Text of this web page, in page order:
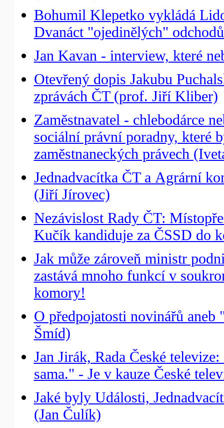
Bohumil Klepetko vykládá
Dvanáct "ojedinělých"
Jan Kavan - interview, které
Otevřený dopis Jakubu
zprávách ČT (prof. Jiří Kliber)
Zaměstnavatel - chlebodárce
sociální právní poradny, které
zaměstnaneckých právech
Jednadvacítka ČT a Agrární
(Jiří Jírovec)
Nezávislost Rady ČT:
Kučík kandiduje za ČSSD do
Jak může zároveň ministr
zastává mnoho funkcí v
komory!
O předpojatosti novinářů
Šmíd)
Jan Jirák, Rada České
sama." - Je v kauze České
Jaké byly Události,
(Jan Čulík)